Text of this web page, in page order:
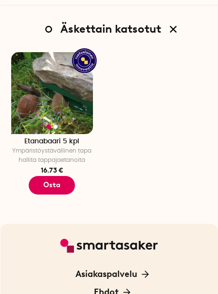
Etanasyötti on valmistettu Ruotsissa ja se on valmistettu
PET-muovista.
Pakkaukseen sisältyy: 5 etanabuffettia
Mitat: 10,5 cm x 9 cm x 3 cm
Aukko: 8 cm x 1,5 cm
Äskettain katsotut
Etanabaari 5 kpl
Ympäristöystävällinen tapa
hallita tappajaetanoita
16.73 €
Osta
Asiakaspalvelu
Ota yhteyttä